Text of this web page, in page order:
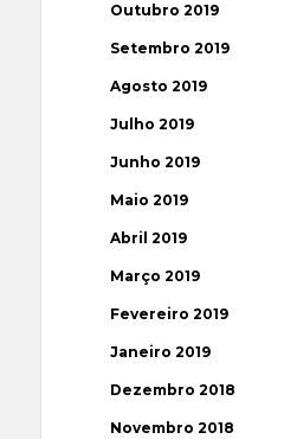
Outubro 2019
Setembro 2019
Agosto 2019
Julho 2019
Junho 2019
Maio 2019
Abril 2019
Março 2019
Fevereiro 2019
Janeiro 2019
Dezembro 2018
Novembro 2018